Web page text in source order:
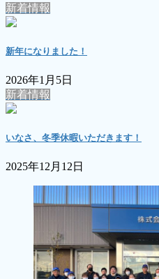
新着情報
新年になりました！
2026年1月5日
新着情報
いなさ、冬季休暇いただきます！
2025年12月12日